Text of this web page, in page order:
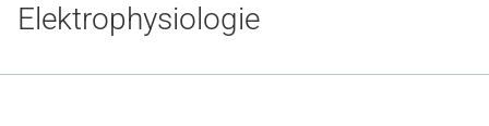
Elektrophysiologie